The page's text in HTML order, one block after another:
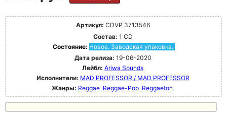
Артикул: CDVP 3713546
Состав: 1 CD
Состояние: Новое. Заводская упаковка.
Дата релиза: 19-06-2020
Лейбл: Ariwa Sounds
Исполнители: MAD PROFESSOR / MAD PROFESSOR
Жанры: Reggae Reggae-Pop Reggaeton